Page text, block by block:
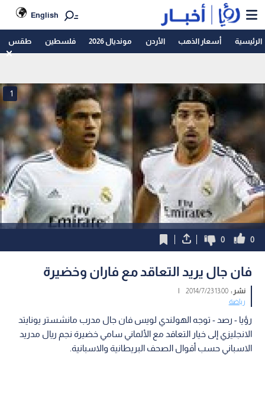
English
الرئيسية أسعار الذهب الأردن مونديال 2026 فلسطين طقس
1
0
0
فان جال يريد التعاقد مع فاران وخضيرة
نشر :13:00 2014/7/23
|
رياضة
رؤيا - رصد - توجه الهولندي لويس فان جال مدرب مانشستر يونايتد
الانجليزي إلى خيار التعاقد مع الألماني سامي خضيرة نجم ريال مدريد
الاسباني حسب أقوال الصحف البريطانية والاسبانية.